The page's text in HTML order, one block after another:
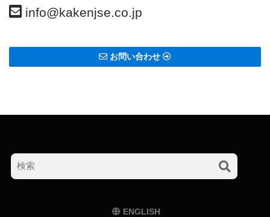
info@kakenjse.co.jp
お問い合わせ
ENGLISH